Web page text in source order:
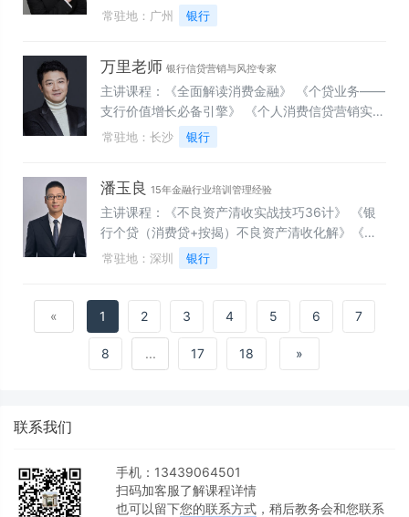
市场展望及资产配置》
智时代银行运营主管三力能力提升》 《管理赋能
——运营主管-VUCA时代银行运营主管管理能力提
长综合管理能力提升》 《职场赋能——银行员工-
新时期银行员工积极心态与情绪压力管理》 《职场
赋能——银行员工-新时期银行新员工职业化塑造
与职业发展》 《营销赋能——营销人员-新时期银
行营销人员综合能力提升》 《营销赋能——营销人
常驻地：广州 银行
万里老师 银行信贷营销与风控专家
主讲课程：《全面解读消费金融》 《个贷业务——
支行价值增长必备引擎》 《个人消费信贷营销实战
与核心风险》 《商业银行零售信贷营销赋能训练
销实战》 《银行系消费金融风险识别与防控》
常驻地：长沙 银行
潘玉良 15年金融行业培训管理经验
主讲课程：《不良资产清收实战技巧36计》 《银
行个贷（消费贷+按揭）不良资产清收化解》《商
业银行不良资产处置法务风险防范实务》 《商业银
行信贷逾期控制与不良资产处置》 《军团之剑——
落地突击辅导”项目》《商业银行贷款风险防控》
《信贷业务全流程管理及风险防范》
常驻地：深圳 银行
« 1 2 3 4 5 6 7
8 ... 17 18 »
联系我们
手机：13439064501
扫码加客服了解课程详情
也可以留下您的联系方式 ，稍后教务会和您联系